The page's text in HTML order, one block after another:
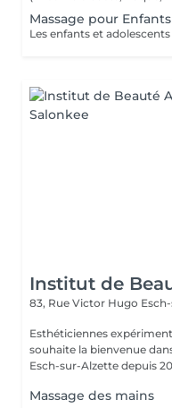
Massage pour Enfants
Institut de
83, Rue Victor Hugo
Esthéticiennes
souhaite la bienvenue
Esch-sur-Alzette depuis
Massage des mains